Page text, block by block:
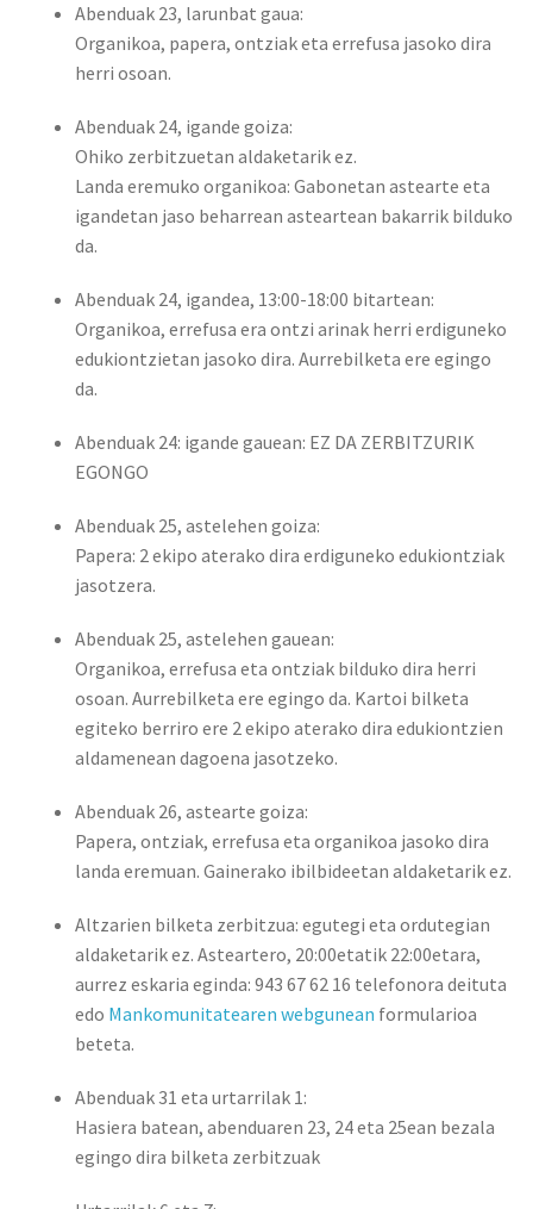
Abenduak 23, larunbat gaua:
Organikoa, papera, ontziak eta errefusa jasoko dira
herri osoan.
Abenduak 24, igande goiza:
Ohiko zerbitzuetan aldaketarik ez.
Landa eremuko organikoa: Gabonetan astearte eta
igandetan jaso beharrean asteartean bakarrik bilduko
da.
Abenduak 24, igandea, 13:00-18:00 bitartean:
Organikoa, errefusa era ontzi arinak herri erdiguneko
edukiontzietan jasoko dira. Aurrebilketa ere egingo
da.
Abenduak 24: igande gauean: EZ DA ZERBITZURIK
EGONGO
Abenduak 25, astelehen goiza:
Papera: 2 ekipo aterako dira erdiguneko edukiontziak
jasotzera.
Abenduak 25, astelehen gauean:
Organikoa, errefusa eta ontziak bilduko dira herri
osoan. Aurrebilketa ere egingo da. Kartoi bilketa
egiteko berriro ere 2 ekipo aterako dira edukiontzien
aldamenean dagoena jasotzeko.
Abenduak 26, astearte goiza:
Papera, ontziak, errefusa eta organikoa jasoko dira
landa eremuan. Gainerako ibilbideetan aldaketarik ez.
Altzarien bilketa zerbitzua: egutegi eta ordutegian
aldaketarik ez. Asteartero, 20:00etatik 22:00etara,
aurrez eskaria eginda: 943 67 62 16 telefonora deituta
edo Mankomunitatearen webgunean formularioa
beteta.
Abenduak 31 eta urtarrilak 1:
Hasiera batean, abenduaren 23, 24 eta 25ean bezala
egingo dira bilketa zerbitzuak